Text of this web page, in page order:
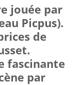
jouée par
Picpus).
de
fascinante
par